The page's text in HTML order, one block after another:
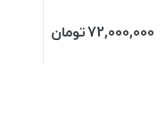
72,000,000تومان